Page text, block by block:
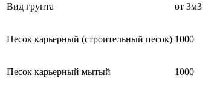
Вид грунта от 3м3
Песок карьерный (строительный песок) 1000
Песок карьерный мытый 1000